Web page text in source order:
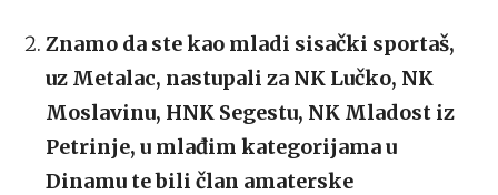
Znamo da ste kao mladi sisački sportaš,
uz Metalac, nastupali za NK Lučko, NK
Moslavinu, HNK Segestu, NK Mladost iz
Petrinje, u mlađim kategorijama u
Dinamu te bili član amaterske